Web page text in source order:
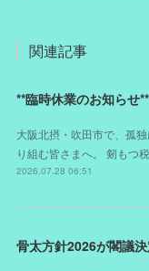
関連記事
**臨時休業のお知らせ**
大阪北摂・吹田市で、孤
り組む皆さまへ。 剱もつ
2026.07.28 06:51